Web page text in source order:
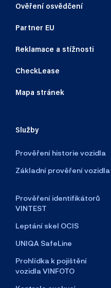
Ověření osvědčení
Partner EU
Reklamace a stížnosti
CheckLease
Mapa stránek
Služby
Prověření historie vozidla
Základní prověření vozidla
Prověření identifikátorů
VINTEST
Leptání skel OCIS
UNIQA SafeLine
Prohlídka k pojištění
vozidla VINFOTO